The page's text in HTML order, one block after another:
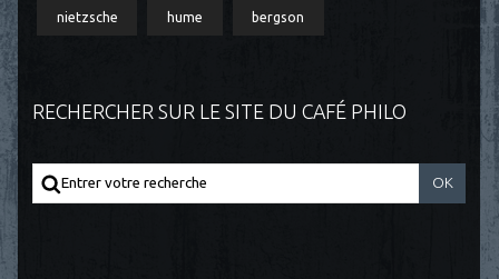
nietzsche hume bergson
RECHERCHER SUR LE SITE DU CAFÉ PHILO